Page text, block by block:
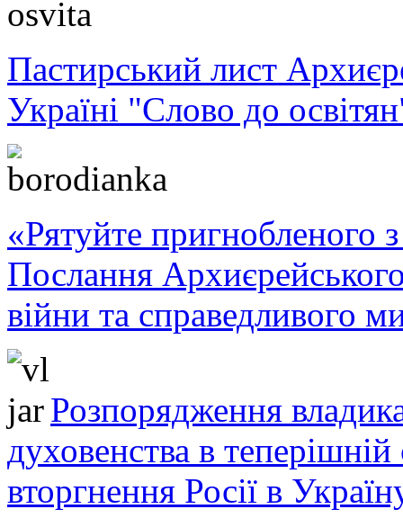
Пастирський лист
Україні "Слово до
«Рятуйте пригнобленого
Послання
війни та справедливого
Розпорядження
духовенства в теперішній
вторгнення Росії в